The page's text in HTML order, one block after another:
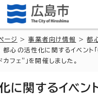
ージ >事業者向け情報 >都
都心の活性化に関するイベント
フェ”」を開催しました。
に関するイベン